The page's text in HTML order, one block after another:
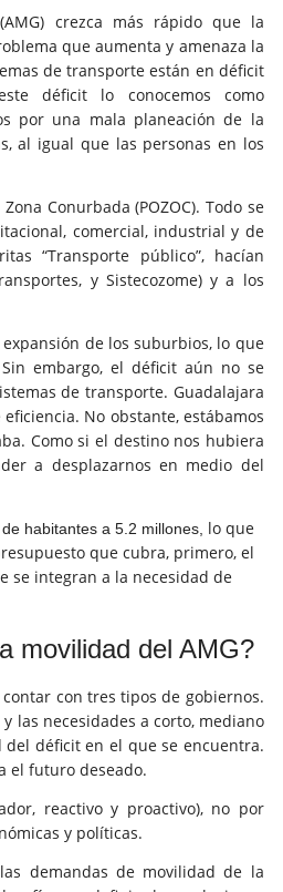
crezca más rápido que la
que aumenta y amenaza la
de transporte están en déficit
déficit lo conocemos como
por una mala planeación de la
al igual que las personas en los
Conurbada (POZOC). Todo se
comercial, industrial y de
“Transporte público”, hacían
y Sistecozome) y a los
de los suburbios, lo que
embargo, el déficit aún no se
de transporte. Guadalajara
No obstante, estábamos
Como si el destino nos hubiera
a desplazarnos en medio del
de habitantes a 5.2 millones, lo que
que cubra, primero, el
se integran a la necesidad de
movilidad del AMG?
con tres tipos de gobiernos.
las necesidades a corto, mediano
déficit en el que se encuentra.
el futuro deseado.
reactivo y proactivo), no por
y políticas.
demandas de movilidad de la